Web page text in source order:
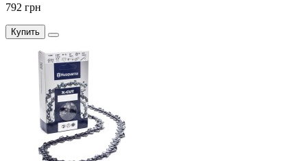
792 грн
Купить